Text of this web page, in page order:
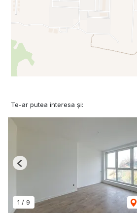
Te-ar putea interesa și:
1 / 9
Previous